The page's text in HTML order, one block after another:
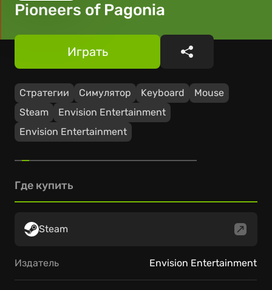
Pioneers of Pagonia
Стратегии Симулятор Keyboard
Mouse
Steam
Envision Entertainment
Envision Entertainment
Играть Поделиться
Где купить
Steam
Издатель Envision Entertainment